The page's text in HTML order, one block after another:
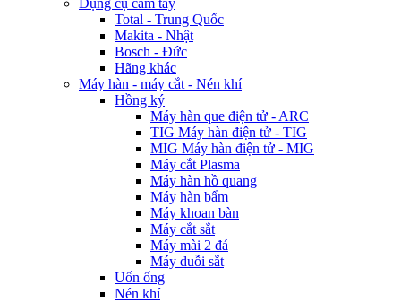
Total - Trung Quốc
Makita - Nhật
Bosch - Đức
Hãng khác
Máy hàn - máy cắt - Nén khí
Hồng ký
Máy hàn que điện tử - ARC
TIG Máy hàn điện tử - TIG
MIG Máy hàn điện tử - MIG
Máy cắt Plasma
Máy hàn hồ quang
Máy hàn bẩm
Máy khoan bàn
Máy cắt sắt
Máy mài 2 đá
Máy duỗi sắt
Uốn ống
Nén khí